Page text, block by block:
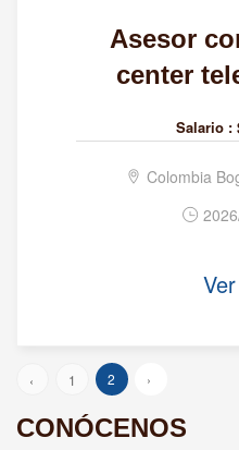
Asesor
center
Salario :
Colombia
‹ 1 2 ›
CONÓCENOS